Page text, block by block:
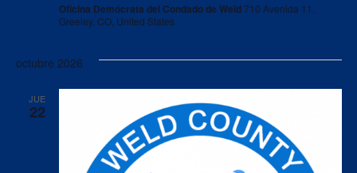
Oficina Demócrata del Condado de Weld710 Avenida 11,
Greeley, CO, United States
octubre 2026
JUE
22